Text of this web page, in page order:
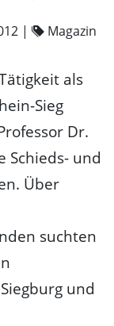
| Magazin
als
Sieg
Dr.
Schieds- und
Über
suchten
und